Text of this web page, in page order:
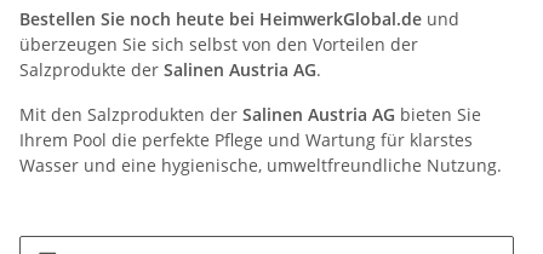
Bestellen Sie noch heute bei HeimwerkGlobal.de und
überzeugen Sie sich selbst von den Vorteilen der
Salzprodukte der Salinen Austria AG.
Mit den Salzprodukten der Salinen Austria AG bieten Sie
Ihrem Pool die perfekte Pflege und Wartung für klarstes
Wasser und eine hygienische, umweltfreundliche Nutzung.